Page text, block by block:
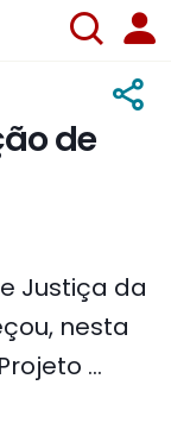
de
Justiça da
nesta
...